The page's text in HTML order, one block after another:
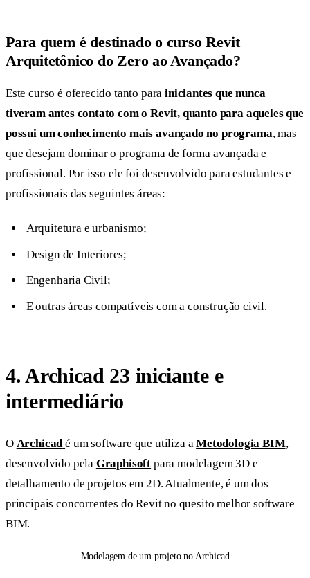
Para quem é destinado o curso Revit
Arquitetônico do Zero ao Avançado?
Este curso é oferecido tanto parainiciantes que nunca
tiveram antes contato com o Revit, quanto para aqueles que
possui um conhecimento mais avançado no programa, mas
que desejam dominar o programa de forma avançada e
profissional. Por isso ele foi desenvolvido para estudantes e
profissionais das seguintes áreas:
Arquitetura e urbanismo;
Design de Interiores;
Engenharia Civil;
E outras áreas compatíveis com a construção civil.
4.Archicad 23 iniciante e
intermediário
O Archicad é um software que utiliza aMetodologia BIM,
desenvolvido pela Graphisoft para modelagem 3D e
detalhamento de projetos em 2D. Atualmente, é um dos
principais concorrentes do Revit no quesito melhor software
BIM.
Modelagem de um projeto no Archicad